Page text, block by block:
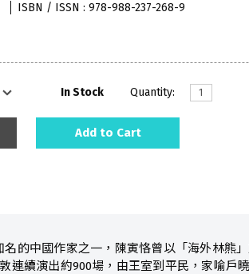
ISBN / ISSN : 978-988-237-268-9
In Stock Quantity:
Add to Cart
名的中國作家之一，陳寅恪曾以「海外林熊
連續演出約900場，由王室到平民，家喻戶